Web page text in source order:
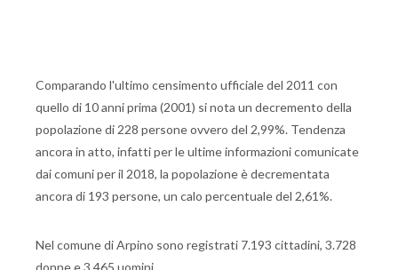
Comparando l'ultimo censimento ufficiale del 2011 con
quello di 10 anni prima (2001) si nota un decremento della
popolazione di 228 persone ovvero del 2,99%. Tendenza
ancora in atto, infatti per le ultime informazioni comunicate
dai comuni per il 2018, la popolazione è decrementata
ancora di 193 persone, un calo percentuale del 2,61%.
Nel comune di Arpino sono registrati 7.193 cittadini, 3.728
donne e 3.465 uomini.